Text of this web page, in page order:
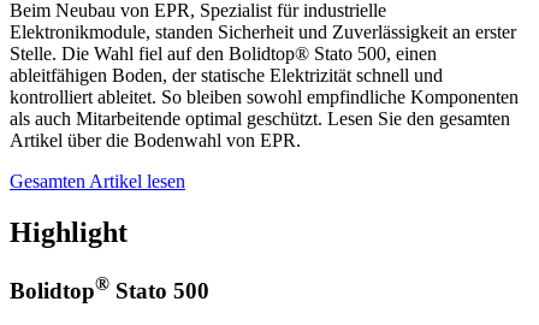
Beim Neubau von EPR, Spezialist für industrielle
Elektronikmodule, standen Sicherheit und Zuverlässigkeit an erster
Stelle. Die Wahl fiel auf den Bolidtop® Stato 500, einen
ableitfähigen Boden, der statische Elektrizität schnell und
kontrolliert ableitet. So bleiben sowohl empfindliche Komponenten
als auch Mitarbeitende optimal geschützt. Lesen Sie den gesamten
Artikel über die Bodenwahl von EPR.
Gesamten Artikel lesen
Highlight
Bolidtop® Stato 500